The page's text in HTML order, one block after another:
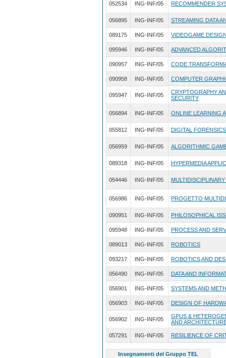
052534 ING-INF/05 RECOMMENDER
056895 ING-INF/05 STREAMING DATA
089175 ING-INF/05 VIDEOGAME
095946 ING-INF/05 ADVANCED
090957 ING-INF/05 CODE
090958 ING-INF/05 COMPUTER
095947 ING-INF/05
CRYPTOGRAPHY
SECURITY
056894 ING-INF/05 ONLINE LEARNING
055812 ING-INF/05 DIGITAL
056959 ING-INF/05 ALGORITHMIC
089318 ING-INF/05 HYPERMEDIA
054446 ING-INF/05
056986 ING-INF/05 PROGETTO
090951 ING-INF/05 PHILOSOPHICAL
095948 ING-INF/05 PROCESS AND
089013 ING-INF/05 ROBOTICS
093217 ING-INF/05 ROBOTICS AND
056490 ING-INF/05 DATA AND
056901 ING-INF/05 SYSTEMS AND
056903 ING-INF/05 DESIGN OF
056902 ING-INF/05
GPUS &
AND
057291 ING-INF/05 RESILIENCE OF
Insegnamenti del Gruppo TEL